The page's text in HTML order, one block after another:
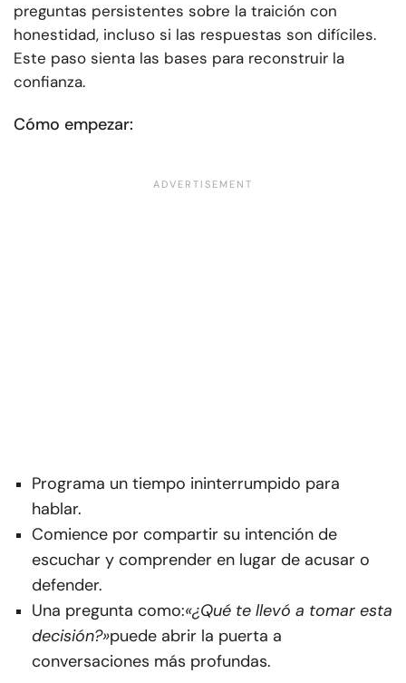
preguntas persistentes sobre la traición con
honestidad, incluso si las respuestas son difíciles.
Este paso sienta las bases para reconstruir la
confianza.
Cómo empezar:
Programa un tiempo ininterrumpido para
hablar.
Comience por compartir su intención de
escuchar y comprender en lugar de acusar o
defender.
Una pregunta como:«¿Qué te llevó a tomar esta
decisión?»puede abrir la puerta a
conversaciones más profundas.